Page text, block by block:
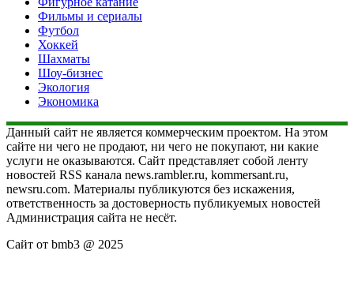
Фильмы и сериалы
Футбол
Хоккей
Шахматы
Шоу-бизнес
Экология
Экономика
Данный сайт не является коммерческим проектом. На этом
сайте ни чего не продают, ни чего не покупают, ни какие
услуги не оказываются. Сайт представляет собой ленту
новостей RSS канала news.rambler.ru, kommersant.ru,
newsru.com. Материалы публикуются без искажения,
ответственность за достоверность публикуемых новостей
Администрация сайта не несёт.
Сайт от bmb3 @ 2025